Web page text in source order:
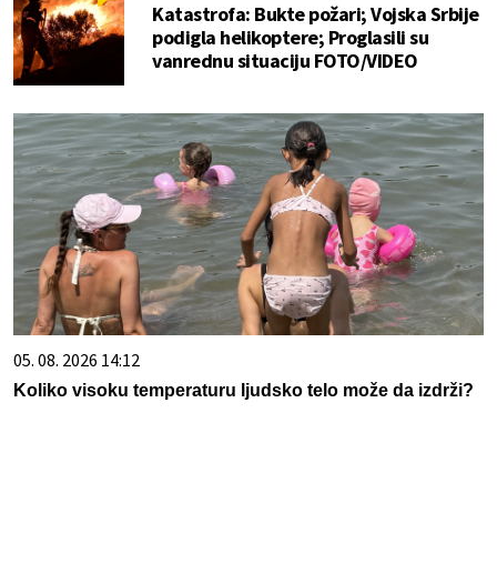
Katastrofa: Bukte požari; Vojska Srbije
podigla helikoptere; Proglasili su
vanrednu situaciju FOTO/VIDEO
05. 08. 2026 14:12
Koliko visoku temperaturu ljudsko telo može da izdrži?